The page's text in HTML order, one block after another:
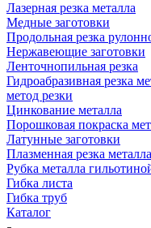
Лазерная резка металла
Медные заготовки
Продольная резка
Нержавеющие заготовки
Ленточнопильная резка
Гидроабразивная резка
метод резки
Цинкование металла
Порошковая покраска
Латунные заготовки
Плазменная резка металла
Рубка металла
Гибка листа
Гибка труб
Каталог